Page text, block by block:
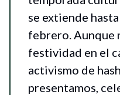
se extiende
febrero. Aunque
festividad en el
activismo de
presentamos,